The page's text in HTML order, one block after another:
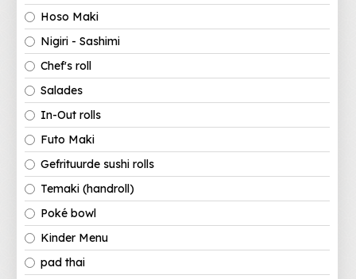
Hoso Maki
Nigiri - Sashimi
Chef's roll
Salades
In-Out rolls
Futo Maki
Gefrituurde sushi rolls
Temaki (handroll)
Poké bowl
Kinder Menu
pad thai